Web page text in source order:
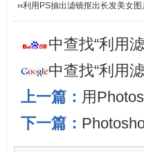
››利用PS抽出滤镜抠出长发美女图
中查找“利用
中查找“利用
上一篇： 用
下一篇：